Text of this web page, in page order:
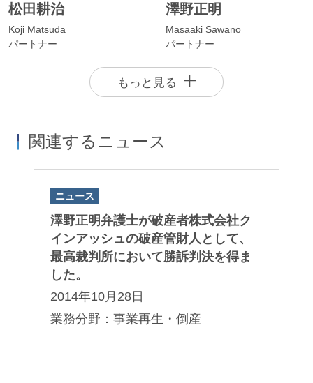
松田耕治
Koji Matsuda
パートナー
澤野正明
Masaaki Sawano
パートナー
井手慶祐
Keisuke Ide
パートナー
田汲幸弘
Yukihiro Takumi
もっと見る
関連するニュース
ニュース
澤野正明弁護士が破産者株式会社ク
インアッシュの破産管財人として、
最高裁判所において勝訴判決を得ま
した。
2014年10月28日
業務分野：事業再生・倒産